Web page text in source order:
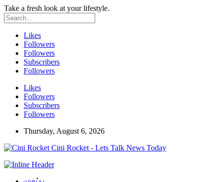
Take a fresh look at your lifestyle.
Likes
Followers
Followers
Subscribers
Followers
Likes
Followers
Subscribers
Followers
Thursday, August 6, 2026
Cini Rocket - Lets Talk News Today